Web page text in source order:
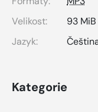
Velikost:
93 MiB
Jazyk:
Kategorie